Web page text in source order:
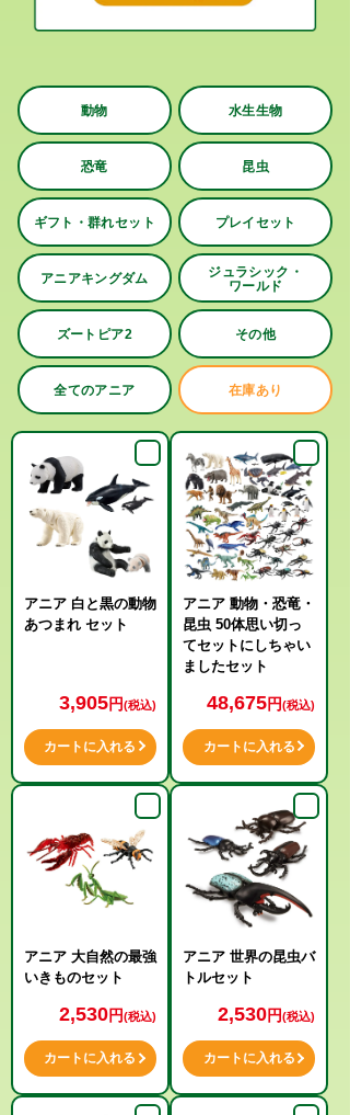
動物 水生生物
恐竜 昆虫
ギフト・群れセット プレイセット
アニアキングダム
ジュラシック・
ワールド
ズートピア2 その他
全てのアニア 在庫あり
アニア 白と黒の動物
あつまれ セット
3,905円(税込)
カートに入れる
アニア 動物・恐竜・
昆虫 50体思い切っ
てセットにしちゃい
ましたセット
48,675円(税込)
カートに入れる
アニア 大自然の最強
いきものセット
2,530円(税込)
カートに入れる
アニア 世界の昆虫バ
トルセット
2,530円(税込)
カートに入れる